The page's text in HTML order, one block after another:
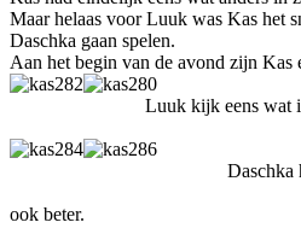
Maar helaas voor Luuk was Kas het
Daschka gaan spelen.
Aan het begin van de avond zijn Kas
Luuk kijk
Niet te
Daschka heeft
En
ook beter.